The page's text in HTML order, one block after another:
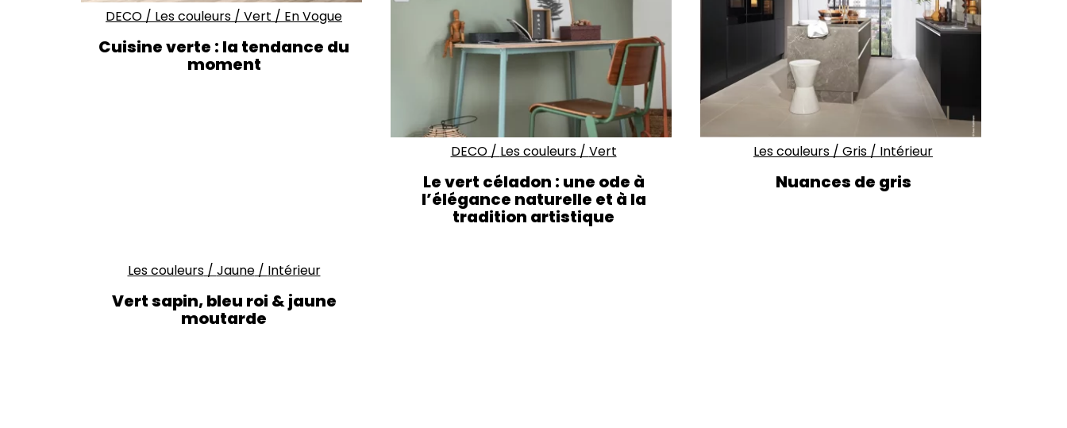
DECO / Les couleurs / Vert / En Vogue
Cuisine verte : la tendance du
moment
DECO/ Les couleurs/ Vert
Le vert céladon : une ode à
l’élégance naturelle et à la
tradition artistique
Les couleurs / Gris / Intérieur
Nuances de gris
Les couleurs/ Jaune/ Intérieur
Vert sapin, bleu roi & jaune
moutarde